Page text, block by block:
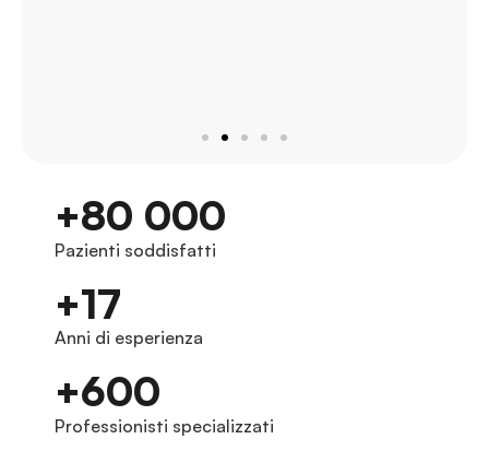
+80 000
Pazienti soddisfatti
+17
Anni di esperienza
+600
Professionisti specializzati